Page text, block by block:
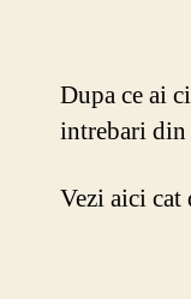
Dupa ce ai
intrebari
Vezi aici